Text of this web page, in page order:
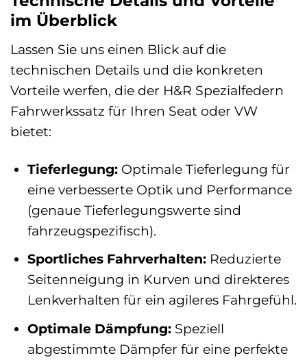
im Überblick
Lassen Sie uns einen Blick auf die
technischen Details und die konkreten
Vorteile werfen, die der H&R Spezialfedern
Fahrwerkssatz für Ihren Seat oder VW
bietet:
Tieferlegung:Optimale Tieferlegung für
eine verbesserte Optik und Performance
(genaue Tieferlegungswerte sind
fahrzeugspezifisch).
Sportliches Fahrverhalten:Reduzierte
Seitenneigung in Kurven und direkteres
Lenkverhalten für ein agileres Fahrgefühl.
Optimale Dämpfung:Speziell
abgestimmte Dämpfer für eine perfekte